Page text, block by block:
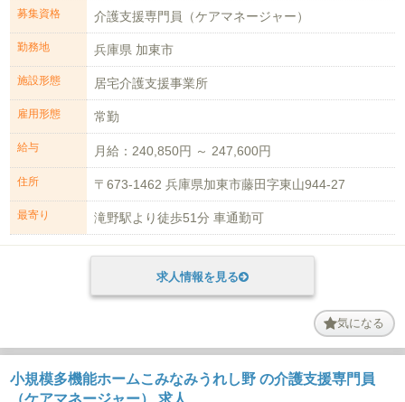
募集資格 介護支援専門員（ケアマネージャー）
勤務地 兵庫県 加東市
施設形態 居宅介護支援事業所
雇用形態 常勤
給与 月給：240,850円 ～ 247,600円
住所 〒673-1462 兵庫県加東市藤田字東山944-27
最寄り 滝野駅より徒歩51分 車通勤可
求人情報を見る
気になる
小規模多機能ホームこみなみうれし野 の介護支援専門員
（ケアマネージャー） 求人